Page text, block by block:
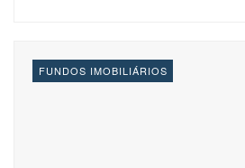
FUNDOS IMOBILIÁRIOS